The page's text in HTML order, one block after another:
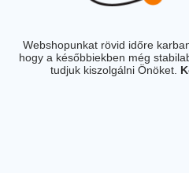
Webshopunkat rövid időre
hogy a későbbiekben még
tudjuk kiszolgálni Önöket.